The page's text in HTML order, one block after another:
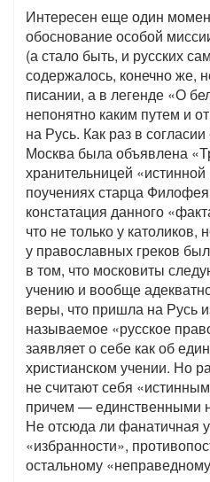
Интересен еще один
обоснование особой
(а стало быть, и русских
содержалось, конечно же,
писании, а в легенде «О
непонятно каким путем и
на Русь. Как раз в
Москва была объявлена
хранительницей
поучениях старца
констатация данного
что не только у католиков,
у православных греков
в том, что московиты
учению и вообще
веры, что пришла на Русь
называемое «русское
заявляет о себе как об
христианском учении. Но
не считают себя
причем — единственными
Не отсюда ли фанатичная
«избранности»,
остальному